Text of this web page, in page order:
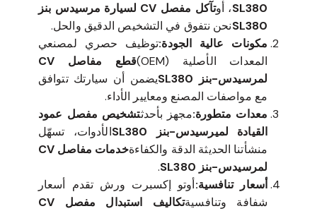
SL380، أو
تآكل مفصل CV لسيارة مرسيدس بنز
SL380نحن نتفوق في التشخيص الدقيق والحل.
مكونات عالية الجودة:توظيف حصري لمصنعي
المعدات الأصلية (OEM)
قطع مفاصل CV
لمرسيدس-بنز SL380
يضمن أن سيارتك تتوافق
مع مواصفات المصنع ومعايير الأداء.
معدات متطورة:مجهز بأحدثتشخيص مفصل عمود
القيادة لميرسيدس-بنز SL380
الأدوات، تسهّل
منشأتنا الحديثة الدقة والكفاءة
خدمات مفاصل CV
لمرسيدس-بنز SL380
.
أسعار تنافسية:أوتو إكسبرت ورش تقدم أسعار
شفافة وتنافسية
تكاليف استبدال مفصل CV